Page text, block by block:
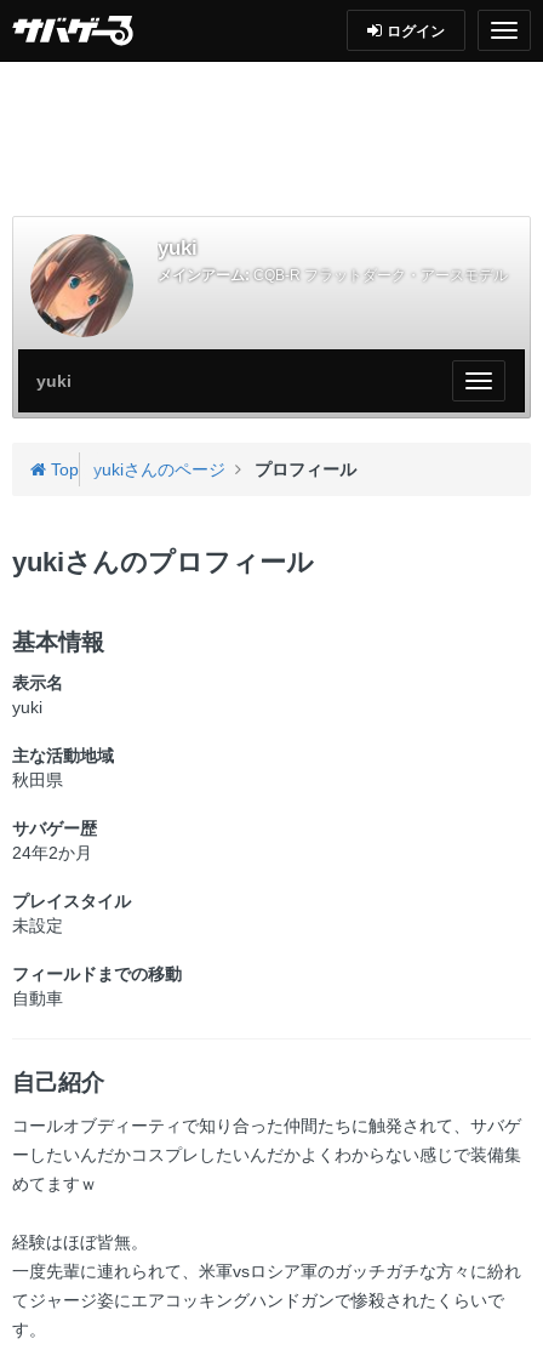
ログイン
yuki
メインアーム: CQB-R フラットダーク・アースモデル
My
ペ
yuki
Top yukiさんのページ プロフィール
yukiさんのプロフィール
基本情報
表示名
yuki
主な活動地域
秋田県
サバゲー歴
24年2か月
プレイスタイル
未設定
フィールドまでの移動
自動車
自己紹介
コールオブディーティで知り合った仲間たちに触発されて、サバゲ
ーしたいんだかコスプレしたいんだかよくわからない感じで装備集
めてますｗ
経験はほぼ皆無。
一度先輩に連れられて、米軍vsロシア軍のガッチガチな方々に紛れ
てジャージ姿にエアコッキングハンドガンで惨殺されたくらいで
す。